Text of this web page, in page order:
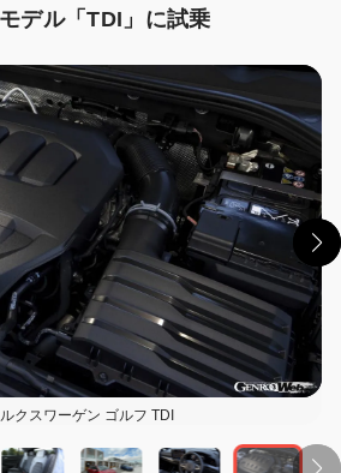
デル「TDI」に試乗
クスワーゲン ゴルフ TDI
の記事を読む